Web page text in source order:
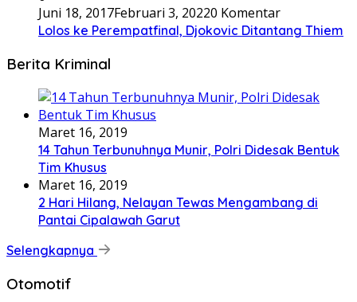
Juni 18, 2017Februari 3, 20220 Komentar
Lolos ke Perempatfinal, Djokovic Ditantang Thiem
Berita Kriminal
Maret 16, 2019
14 Tahun Terbunuhnya Munir, Polri Didesak Bentuk
Tim Khusus
Maret 16, 2019
2 Hari Hilang, Nelayan Tewas Mengambang di
Pantai Cipalawah Garut
Selengkapnya
Otomotif